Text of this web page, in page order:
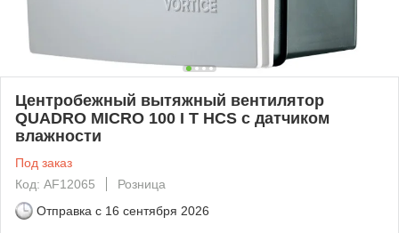
Центробежный вытяжный вентилятор
QUADRO MICRO 100 I Т HCS с датчиком
влажности
Под заказ
Код: AF12065
Розница
Отправка с 16 сентября 2026